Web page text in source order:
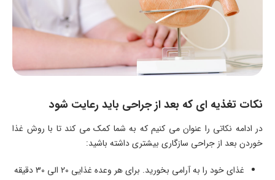
نکات تغذیه ای که بعد از جراحی باید رعایت شود
در ادامه نکاتی را عنوان می کنیم که به شما کمک می کند تا با روش غذا
خوردن بعد از جراحی سازگاری بیشتری داشته باشید:
غذای خود را به آرامی بخورید. برای هر وعده غذایی 20 الی 30 دقیقه